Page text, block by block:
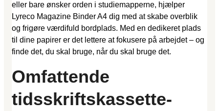
eller bare ønsker orden i studiemapperne, hjælper
Lyreco Magazine Binder A4 dig med at skabe overblik
og frigøre værdifuld bordplads. Med en dedikeret plads
til dine papirer er det lettere at fokusere på arbejdet – og
finde det, du skal bruge, når du skal bruge det.
Omfattende
tidsskriftskassette-